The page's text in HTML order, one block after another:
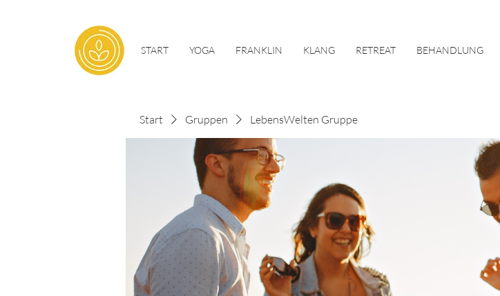
START YOGA FRANKLIN KLANG RETREAT BEHANDLUNG
Start Gruppen LebensWelten Gruppe